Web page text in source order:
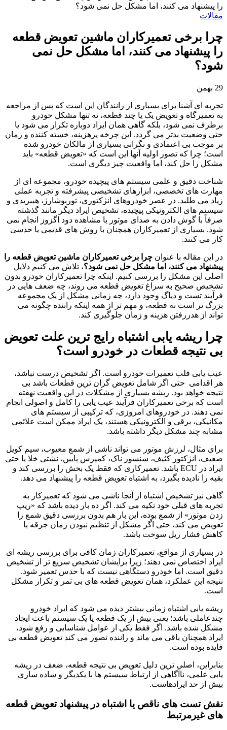
را پیشنهاد می کنند، اما مشکل حل نمی شود؟
مقالات
چرا برخی تعمیرکاران ماشین تعویض قطعه
را پیشنهاد می کنند، اما مشکل حل نمی
شود؟
29 بهمن
تجربه ای آشنا برای بسیاری از رانندگان این است که پس از مراجعه
به تعمیرگاه و تعویض یک یا چند قطعه، نه تنها مشکل خودرو
برطرف نمی شود، بلکه گاهی همان ایراد دوباره تکرار می شود یا
حتی وضعیت بدتر می گردد. این چرخه پرهزینه، خسته کننده و زمان
بر موجب بی اعتمادی و نگرانی بسیاری از مالکان خودرو شده
است؛ چرا که تصور اولیه آنها این است که «تعویض قطعه» باید
مشکل را حل کند، اما واقعیت چیز دیگری است.
شناخت دقیق و علمی سیستم های پیچیده خودرو، مجموعه ای از
مهارت های تخصصی، ابزارهای تشخیصی پیشرفته و تجربه عملی
زیاد می طلبد. در عصر خودروهای انژکتوری، توربوشارژ، هیبریدی و
سیستم های الکترونیکی پیچیده، تشخیص ایراد دیگر مانند گذشته
صرفاً با گوش دادن به صدای موتور یا مشاهده دود اگزوز انجام نمی
شود. بسیاری از تعمیرکاران همچنان با روش های قدیمی یا حدسی
کار می کنند.
در این مقاله با عنوان چرا برخی تعمیرکاران ماشین تعویض قطعه را
پیشنهاد می کنند، اما مشکل حل نمی شود؟، تلاش می کنیم دلایل
اصلی این مشکل را بررسی کنیم. اینکه چرا تعمیرکاران خودرو بدون
تشخیص صحیح به سراغ تعویض قطعه می روند، چه ضعف هایی در
فرآیند تست و دیاگ وجود دارد، چه زمانی مشکل از یک مجموعه
بزرگ تر است نه قطعه، و مهم تر از همه اینکه راننده چگونه می
تواند از هدررفتن هزینه و زمان جلوگیری کند.
چرا ریشه یابی اشتباه رایج ترین علت تعویض
بی نتیجه قطعات در خودرو است؟
عیب یابی قلب تعمیرات خودرو است. اگر تشخیص درست نباشد،
هر اقدامی حتی اگر شامل تعویض گران ترین قطعات باشد بی
نتیجه خواهد بود. ریشه بسیاری از مشکلات در این واقعیت نهفته
است که برخی تعمیرکاران فرآیند عیب یابی را کامل و اصولی انجام
نمی دهند. در خودروهای امروزی، که ترکیبی از سیستم های
مکانیکی، برقی و الکترونیکی هستند، یک ایراد ممکن است علائمی
مشابه چند مشکل دیگر داشته باشد.
برای مثال، لرزش موتور می تواند ناشی از شمع معیوب، سیم کویل
ضعیف، انژکتور کثیف، سنسور ناک، کمپرس پایین، نشتی خلا یا حتی
ایراد در ECU باشد. تعمیرکاری که فقط یک بخش را بررسی کند و
بقیه را نادیده بگیرد، به اشتباه تعویض قطعه را پیشنهاد می دهد.
گاهی نیز تشخیص اشتباه از آنجا ناشی می شود که تعمیرکار به
تجربه های قبلی خود تکیه می کند. اگر ده بار دیده باشد که «ریپ
زدن موتور» از شمع بوده، این بار هم بدون بررسی دقیق شمع را
تعویض می کند، حتی اگر مشکل از تنظیم نبودن زمان جرقه یا
کاهش فشار ریل سوخت باشد.
در بسیاری از مواقع، تعمیرکاران زمان کافی برای بررسی ریشه ای
ایراد اختصاص نمی دهند؛ زیرا برایشان تشخیص سریع تر از تشخیص
دقیق است. اما خودرو دستگاهی نیست که با حدس تعمیر شود.
نتیجه این عملکرد، همان تعویض قطعه های بی ثمر و تکرار مشکل
است.
ریشه یابی اشتباه زمانی بیشتر دیده می شود که ایراد خودرو
چندعاملی باشد؛ یعنی بیش از یک قطعه یا یک سیستم باعث ایجاد
مشکل شده باشد. اگر فقط یکی از عوامل شناسایی و رفع شود،
ایراد همچنان باقی می ماند و راننده تصور می کند تعویض قطعه بی
فایده بوده است.
بنابراین، اصلی ترین دلیل تعویض بی نتیجه قطعه، ضعف در ریشه
یابی علمی، ناآگاهی از ارتباط سیستم ها با یکدیگر و ساده سازی
بیش از حد ایرادهاست.
نقش تست های ناقص یا اشتباه در پیشنهاد تعویض قطعه
های غیرمرتبط